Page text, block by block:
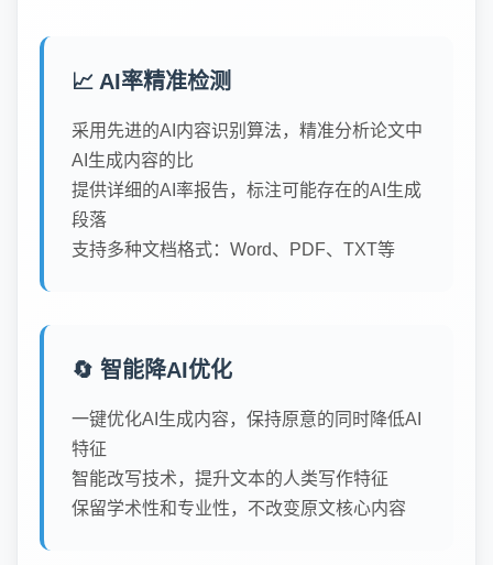
📈 AI率精准检测
采用先进的AI内容识别算法，精准分析论文中
AI生成内容的比
提供详细的AI率报告，标注可能存在的AI生成
段落
支持多种文档格式：Word、PDF、TXT等
🔄 智能降AI优化
一键优化AI生成内容，保持原意的同时降低AI
特征
智能改写技术，提升文本的人类写作特征
保留学术性和专业性，不改变原文核心内容